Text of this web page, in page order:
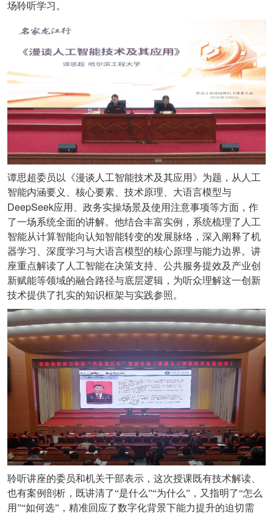
场聆听学习。
谭思超委员以《漫谈人工智能技术及其应用》为题，从人工
智能内涵要义、核心要素、技术原理、大语言模型与
DeepSeek应用、政务实操场景及使用注意事项等方面，作
了一场系统全面的讲解。他结合丰富实例，系统梳理了人工
智能从计算智能向认知智能转变的发展脉络，深入阐释了机
器学习、深度学习与大语言模型的核心原理与能力边界。讲
座重点解读了人工智能在决策支持、公共服务提效及产业创
新赋能等领域的融合路径与底层逻辑，为听众理解这一创新
技术提供了扎实的知识框架与实践参照。
聆听讲座的委员和机关干部表示，这次授课既有技术解读、
也有案例剖析，既讲清了“是什么”“为什么”，又指明了“怎么
用”“如何选”，精准回应了数字化背景下能力提升的迫切需